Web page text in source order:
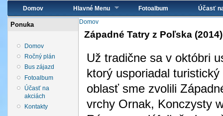
Hlavné menu
Domov Hlavné Menu Fotoalbum Účasť
Ponuka
Domov
Ročný plán
Bus zájazd
Fotoalbum
Účasť na
akciách
Kontakty
Nachádzate sa tu
Domov
Západné Tatry z Poľska (2014)
Už tradične sa v októbri
ktorý usporiadal
oblasť sme zvolili
vrchy Ornak, Konczysty